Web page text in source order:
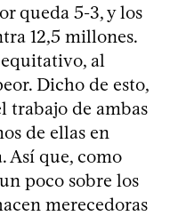
queda 5-3, y los
12,5 millones.
al
Dicho de esto,
trabajo de ambas
de ellas en
Así que, como
poco sobre los
merecedoras